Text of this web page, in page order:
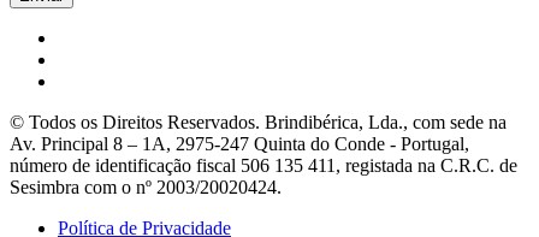
© Todos os Direitos Reservados. Brindibérica, Lda., com sede na
Av. Principal 8 – 1A, 2975-247 Quinta do Conde - Portugal,
número de identificação fiscal 506 135 411, registada na C.R.C. de
Sesimbra com o nº 2003/20020424.
Política de Privacidade